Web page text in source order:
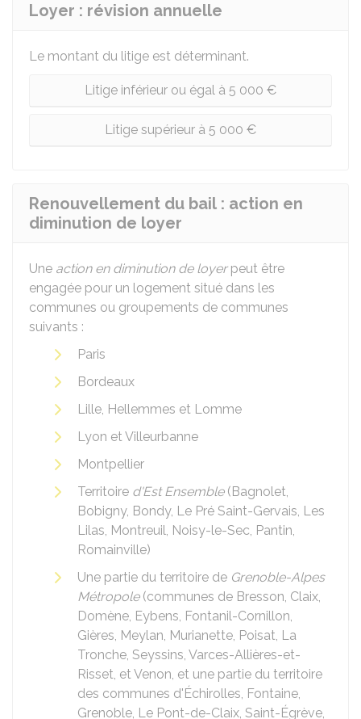
Loyer : révision annuelle
Le montant du litige est déterminant.
Litige inférieur ou égal à 5 000 €
Litige supérieur à 5 000 €
Renouvellement du bail : action en
diminution de loyer
Une action en diminution de loyerpeut être
engagée pour un logement situé dans les
communes ou groupements de communes
suivants :
Paris
Bordeaux
Lille, Hellemmes et Lomme
Lyon et Villeurbanne
Montpellier
Territoire d'Est Ensemble(Bagnolet,
Bobigny, Bondy, Le Pré Saint-Gervais, Les
Lilas, Montreuil, Noisy-le-Sec, Pantin,
Romainville)
Une partie du territoire de Grenoble-Alpes
Métropole(communes de Bresson, Claix,
Domène, Eybens, Fontanil-Cornillon,
Gières, Meylan, Murianette, Poisat, La
Tronche, Seyssins, Varces-Allières-et-
Risset, et Venon, et une partie du territoire
des communes d'Échirolles, Fontaine,
Grenoble, Le Pont-de-Claix, Saint-Égrève,